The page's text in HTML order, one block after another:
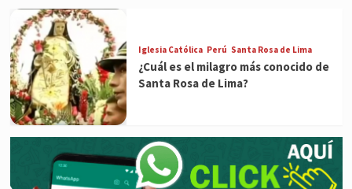
Iglesia Católica Perú Santa Rosa de Lima
¿Cuál es el milagro más conocido de
Santa Rosa de Lima?